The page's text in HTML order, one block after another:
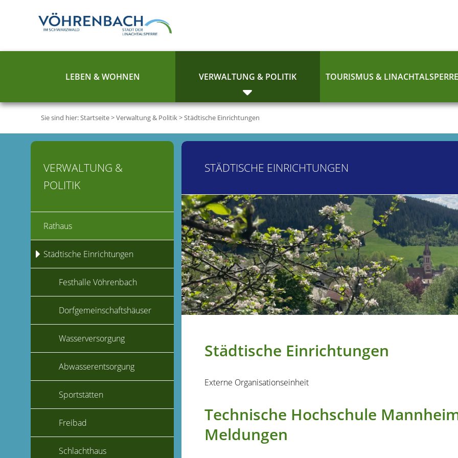
LEBEN & WOHNEN VERWALTUNG & POLITIK TOURISMUS &
Sie sind hier:Startseite>Verwaltung & Politik>Städtische Einrichtungen
STÄDTISCHE EINRICHTUNGEN
Städtische Einrichtungen
Externe Organisationseinheit
Technische Hochschule
Meldungen
VERWALTUNG &
POLITIK
Rathaus
Städtische Einrichtungen
Festhalle Vöhrenbach
Dorfgemeinschaftshäuser
Wasserversorgung
Abwasserentsorgung
Sportstätten
Freibad
Schlachthaus